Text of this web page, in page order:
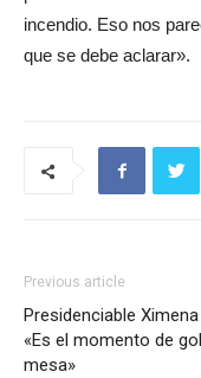
incendio. Eso nos
que se debe aclarar».
Previous article
Presidenciable
«Es el momento de
mesa»